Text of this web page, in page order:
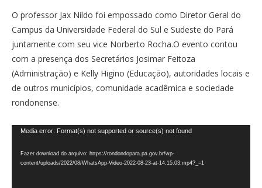
O professor Jax Nildo foi empossado como Diretor Geral do
Campus da Universidade Federal do Sul e Sudeste do Pará
juntamente com seu vice Norberto Rocha.O evento contou
com a presença dos Secretários Josimar Feitoza
(Administração) e Kelly Higino (Educação), autoridades locais e
de outros municípios, comunidade acadêmica e sociedade
rondonense.
Tocador
vídeo
Media error: Format(s) not supported or source(s) not found
Fazer download do arquivo: https://rondondopara.pa.gov.br/wp-
content/uploads/2022/08/WhatsApp-Video-2022-08-23-at-14.15.03.mp4?_=1